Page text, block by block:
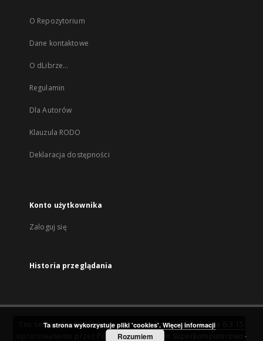
O Repozytorium
Dane kontaktowe
O dLibrze...
Regulamin
Dla Autorów
Klauzula RODO
Deklaracja dostępności
Konto użytkownika
Zaloguj się
Historia przeglądania
Ten serwis działa dzięki oprogramowaniuDInGO dLibra 6.3.15
Poznańskie Centrum Superkomputerowo-
Ta strona wykorzystuje pliki 'cookies'. Więcej informacji
Rozumiem